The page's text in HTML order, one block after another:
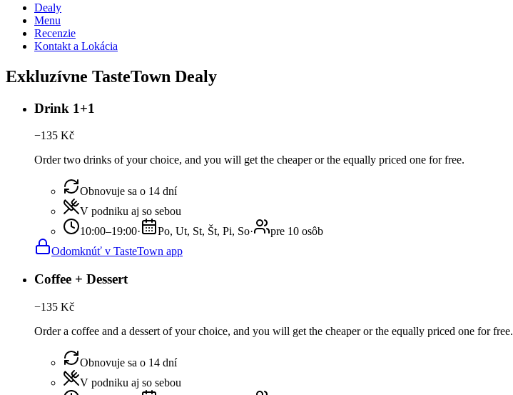
Dealy
Menu
Recenzie
Kontakt a Lokácia
Exkluzívne TasteTown Dealy
Drink 1+1
−135 Kč
Order two drinks of your choice, and you will get the cheaper or the equally priced one for free.
Obnovuje sa o 14 dní
V podniku aj so sebou
10:00–19:00· Po, Ut, St, Št, Pi, So·
pre 10 osôb
Odomknúť v TasteTown app
Coffee + Dessert
−135 Kč
Order a coffee and a dessert of your choice, and you will get the cheaper or the equally priced one for free.
Obnovuje sa o 14 dní
V podniku aj so sebou